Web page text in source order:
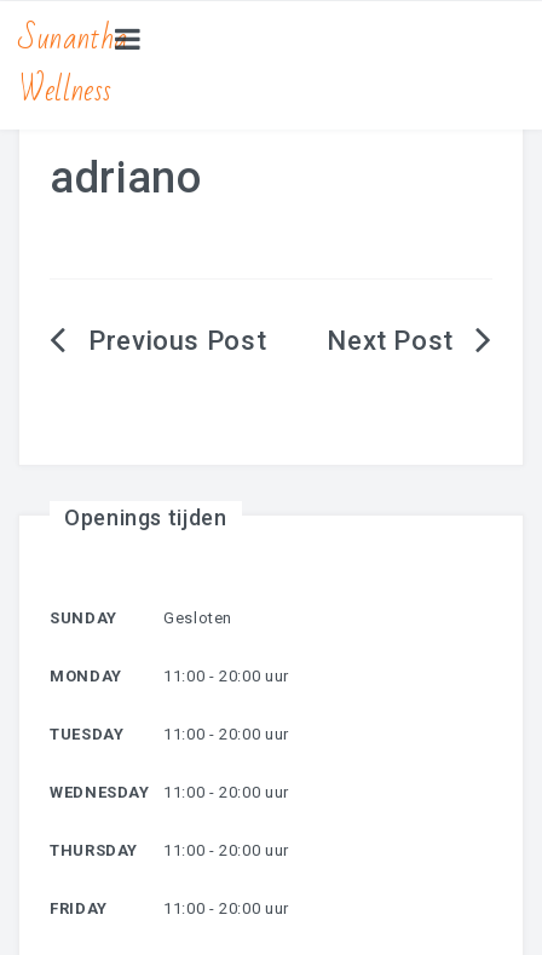
Sunantha
Wellness
BEAUTY
adriano
Berichtnavigatie
Openings tijden
SUNDAY Gesloten
MONDAY 11:00 - 20:00 uur
TUESDAY 11:00 - 20:00 uur
WEDNESDAY 11:00 - 20:00 uur
THURSDAY 11:00 - 20:00 uur
FRIDAY 11:00 - 20:00 uur